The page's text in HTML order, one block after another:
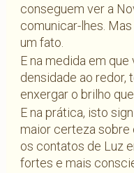
conseguem ver a
comunicar-lhes.
um fato.
E na medida em
densidade ao redor,
enxergar o brilho
E na prática, isto
maior certeza
os contatos de Luz
fortes e mais